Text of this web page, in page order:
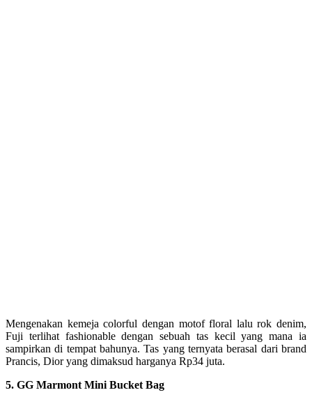
Mengenakan kemeja colorful dengan motof floral lalu rok denim,
Fuji terlihat fashionable dengan sebuah tas kecil yang mana ia
sampirkan di tempat bahunya. Tas yang ternyata berasal dari brand
Prancis, Dior yang dimaksud harganya Rp34 juta.
5. GG Marmont Mini Bucket Bag